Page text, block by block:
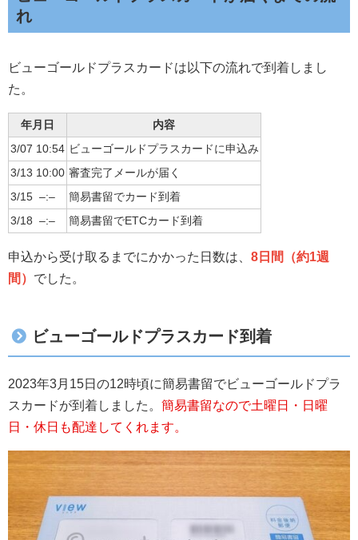
れ
ビューゴールドプラスカードは以下の流れで到着しまし
た。
年月日
内容
3/07 10:54 ビューゴールドプラスカードに申込み
3/13 10:00 審査完了メールが届く
3/15 –:–
簡易書留でカード到着
3/18 –:–
簡易書留でETCカード到着
申込から受け取るまでにかかった日数は、 8日間（約1週
間） でした。
ビューゴールドプラスカード到着
2023年3月15日の12時頃に簡易書留でビューゴールドプラ
スカードが到着しました。 簡易書留なので土曜日・日曜
日・休日も配達してくれます。